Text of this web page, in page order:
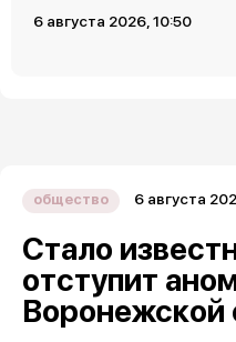
6 августа 2026, 10:50
общество 6 августа
Стало
отступит
Воронежской